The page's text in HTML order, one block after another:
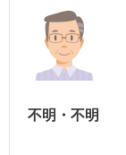
不明・不明